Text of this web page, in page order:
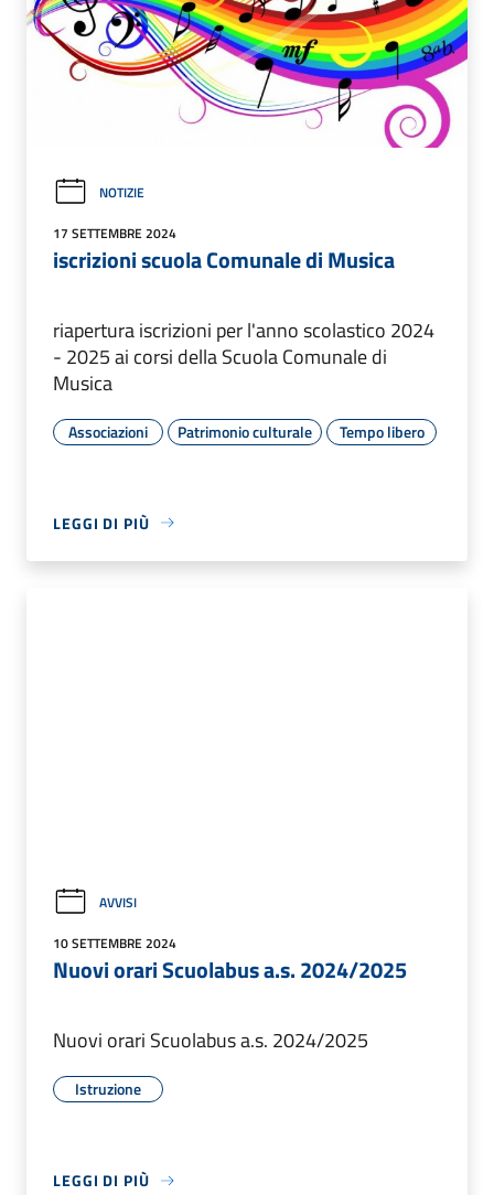
NOTIZIE
17 SETTEMBRE 2024
iscrizioni scuola Comunale di Musica
riapertura iscrizioni per l'anno scolastico 2024
- 2025 ai corsi della Scuola Comunale di
Musica
Associazioni Patrimonio culturale Tempo libero
LEGGI DI PIÙ
AVVISI
10 SETTEMBRE 2024
Nuovi orari Scuolabus a.s. 2024/2025
Nuovi orari Scuolabus a.s. 2024/2025
Istruzione
LEGGI DI PIÙ